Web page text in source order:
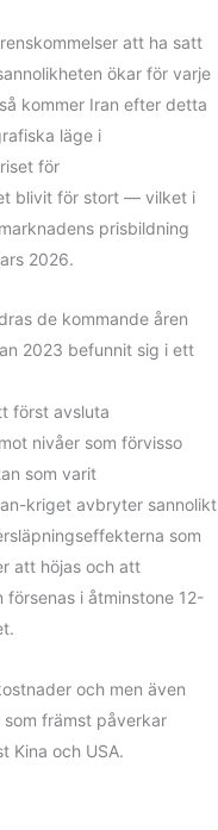
att ha satt
ökar för varje
kommer Iran efter detta
läge i
för
blivit för stort — vilket i
prisbildning
2026.
de kommande åren
2023 befunnit sig i ett
först avsluta
nivåer som förvisso
som varit
kriget avbryter sannolikt
som
att höjas och att
försenas i åtminstone 12-
och men även
främst påverkar
Kina och USA.